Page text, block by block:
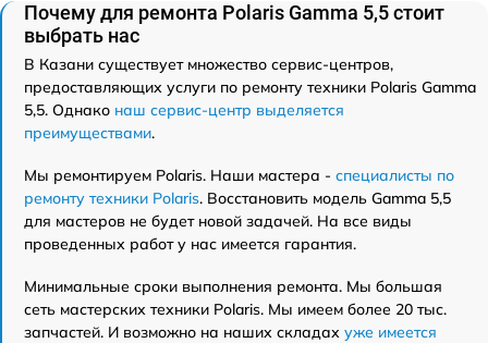
Почему для ремонта Polaris Gamma 5,5 стоит
выбрать нас
В Казани существует множество сервис-центров,
предоставляющих услуги по ремонту техники Polaris Gamma
5,5. Однако наш сервис-центр выделяется
преимуществами.
Мы ремонтируем Polaris. Наши мастера - специалисты по
ремонту техники Polaris. Восстановить модель Gamma 5,5
для мастеров не будет новой задачей. На все виды
проведенных работ у нас имеется гарантия.
Минимальные сроки выполнения ремонта. Мы большая
сеть мастерских техники Polaris. Мы имеем более 20 тыс.
запчастей. И возможно на наших складах уже имеется